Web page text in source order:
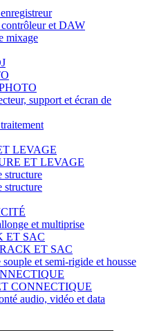
contrôleur et DAW
mixage
support et écran de
LEVAGE
ET LEVAGE
structure
structure
et multiprise
ET SAC
ET SAC
souple et semi-rigide et housse
CONNECTIQUE
audio, vidéo et data